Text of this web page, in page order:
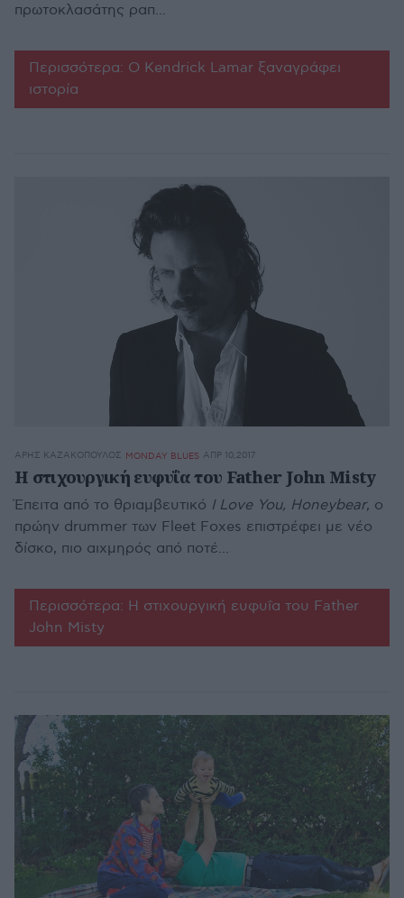
πρωτοκλασάτης ραπ...
Περισσότερα: Ο Kendrick Lamar ξαναγράφει
ιστορία
ΆΡΗΣ ΚΑΖΑΚΌΠΟΥΛΟΣ MONDAY BLUES ΑΠΡ 10,2017
Η στιχουργική ευφυΐα του Father John Misty
Έπειτα από το θριαμβευτικό I Love You, Honeybear, o
πρώην drummer των Fleet Foxes επιστρέφει με νέο
δίσκο, πιο αιχμηρός από ποτέ...
Περισσότερα: Η στιχουργική ευφυΐα του Father
John Misty